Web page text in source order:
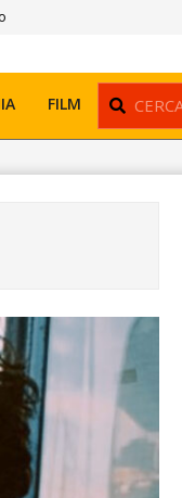
FILM Search